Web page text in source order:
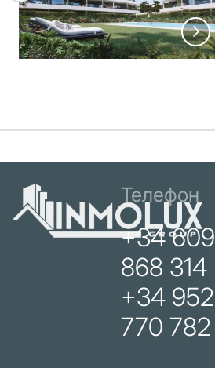
Телефон
+34 609
868 314
+34 952
770 782